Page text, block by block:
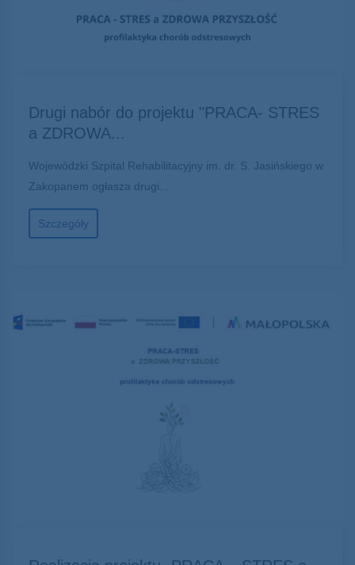
Drugi nabór do projektu "PRACA- STRES
a ZDROWA...
Wojewódzki Szpital Rehabilitacyjny im. dr. S. Jasińskiego w
Zakopanem ogłasza drugi...
Szczegóły